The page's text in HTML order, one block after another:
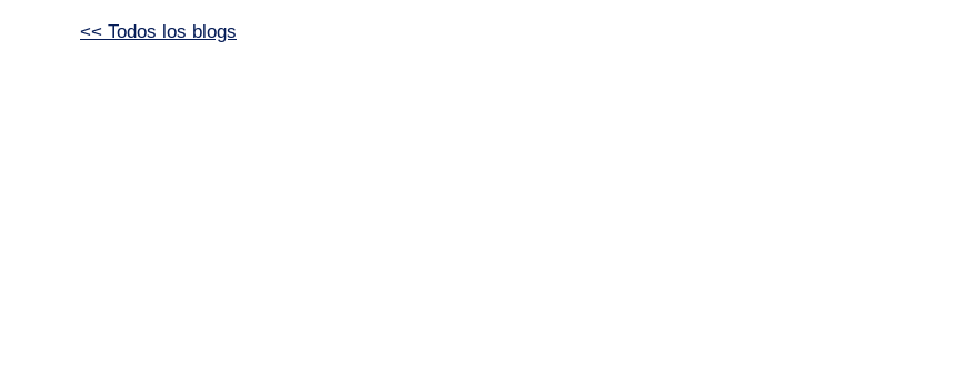
<< Todos los blogs